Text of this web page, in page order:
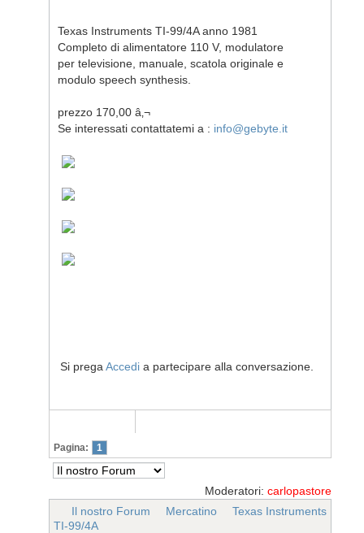
Texas Instruments TI-99/4A anno 1981
Completo di alimentatore 110 V, modulatore
per televisione, manuale, scatola originale e
modulo speech synthesis.
prezzo 170,00 â‚¬
Se interessati contattatemi a : info@gebyte.it
Si prega Accedi a partecipare alla conversazione.
Pagina: 1
Moderatori: carlopastore
Il nostro Forum
Mercatino
Texas Instruments
TI-99/4A